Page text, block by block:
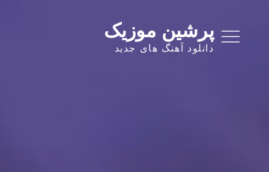
content
پرشین موزیک
دانلود آهنگ های جدید